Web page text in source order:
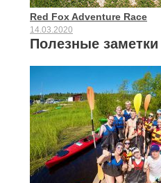
Red Fox Adventure Race
14.03.2020
Полезные заметки